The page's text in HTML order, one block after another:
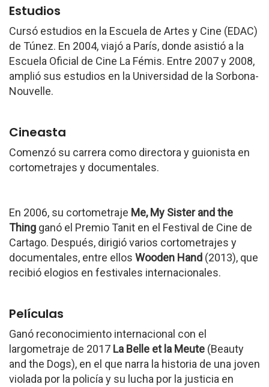
Estudios
Cursó estudios en la Escuela de Artes y Cine (EDAC)
de Túnez. En 2004, viajó a París, donde asistió a la
Escuela Oficial de Cine La Fémis. Entre 2007 y 2008,
amplió sus estudios en la Universidad de la Sorbona-
Nouvelle.
Cineasta
Comenzó su carrera como directora y guionista en
cortometrajes y documentales.
En 2006, su cortometraje Me, My Sister and the
Thing ganó el Premio Tanit en el Festival de Cine de
Cartago. Después, dirigió varios cortometrajes y
documentales, entre ellos Wooden Hand (2013), que
recibió elogios en festivales internacionales.
Películas
Ganó reconocimiento internacional con el
largometraje de 2017 La Belle et la Meute (Beauty
and the Dogs), en el que narra la historia de una joven
violada por la policía y su lucha por la justicia en